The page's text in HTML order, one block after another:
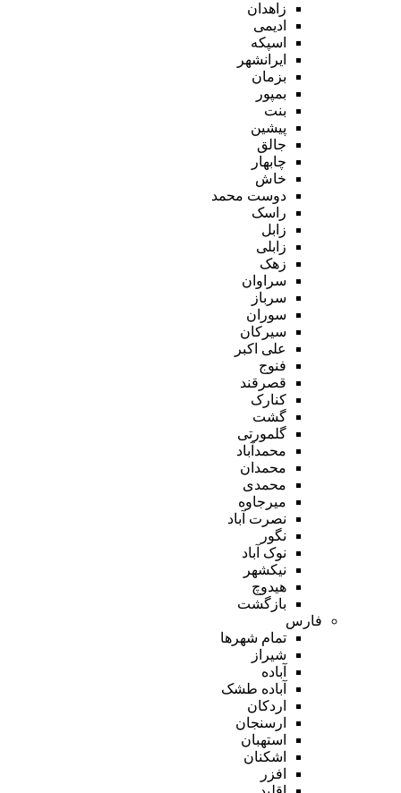
زاهدان
ادیمی
اسپکه
ایرانشهر
بزمان
بمپور
بنت
پیشین
جالق
چابهار
خاش
دوست محمد
راسک
زابل
زابلی
زهک
سراوان
سرباز
سوران
سیرکان
علی اکبر
فنوج
قصرقند
کنارک
گشت
گلمورتی
محمدآباد
محمدان
محمدی
میرجاوه
نصرت آباد
نگور
نوک آباد
نیکشهر
هیدوچ
بازگشت
فارس
تمام شهر‌ها
شیراز
آباده
آباده طشک
اردکان
ارسنجان
استهبان
اشکنان
افزر